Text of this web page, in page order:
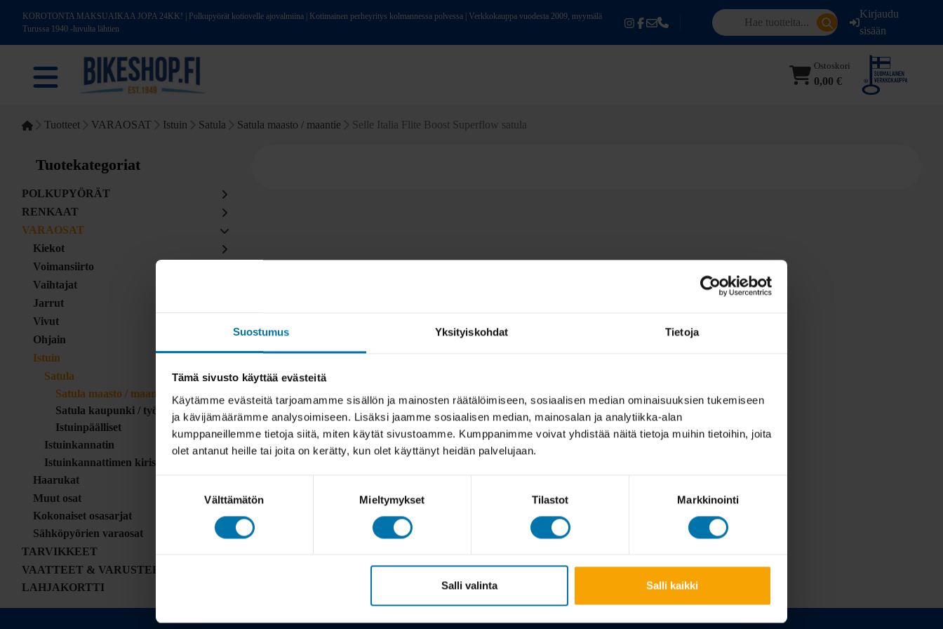
Suostumus Yksityiskohdat Tietoja
Tämä sivusto käyttää evästeitä
Käytämme evästeitä tarjoamamme sisällön ja mainosten räätälöimiseen, sosiaalisen median ominaisuuksien tukemiseen
ja kävijämäärämme analysoimiseen. Lisäksi jaamme sosiaalisen median, mainosalan ja analytiikka-alan
kumppaneillemme tietoja siitä, miten käytät sivustoamme. Kumppanimme voivat yhdistää näitä tietoja muihin tietoihin, joita
olet antanut heille tai joita on kerätty, kun olet käyttänyt heidän palvelujaan.
Välttämätön Mieltymykset Tilastot Markkinointi
Salli valinta Salli kaikki
KOROTONTA MAKSUAIKAA JOPA 24KK! | Polkupyörät kotiovelle ajovalmiina | Kotimainen perheyritys kolmannessa polvessa | Verkkokauppa vuodesta 2009, myymälä
Turussa 1940 -luvulta lähtien
Kirjaudu
sisään
Ostoskori
0,00 €
Tuotteet VARAOSAT Istuin Satula Satula maasto / maantie Selle Italia Flite Boost Superflow satula
Tuotekategoriat
POLKUPYÖRÄT
RENKAAT
VARAOSAT
Kiekot
Voimansiirto
Vaihtajat
Jarrut
Vivut
Ohjain
Istuin
Satula
Satula maasto / maantie
Satula kaupunki / työmatka
Istuinpäälliset
Istuinkannatin
Istuinkannattimen kiristin
Haarukat
Muut osat
Kokonaiset osasarjat
Sähköpyörien varaosat
TARVIKKEET
VAATTEET & VARUSTEET
LAHJAKORTTI